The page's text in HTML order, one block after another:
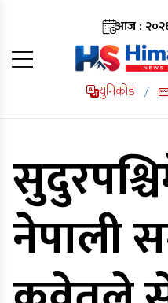
आज :
युनिकोड /
नेपाली